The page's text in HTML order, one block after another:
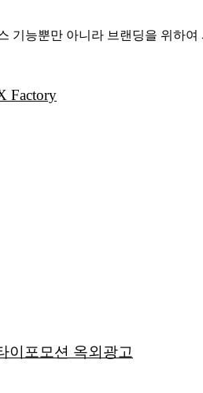
기능뿐만 아니라 브랜딩을 위하
Factory
이포모션 옥외광고